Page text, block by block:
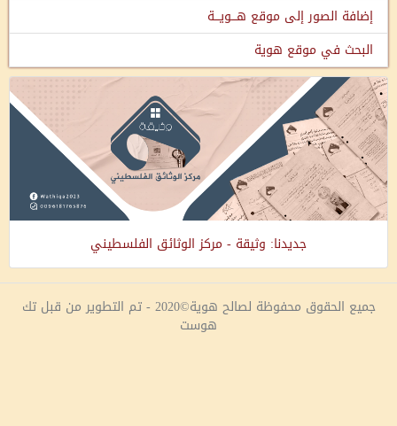
إضافة الصور إلى موقع هـــويـــة
البحث في موقع هوية
جديدنا: وثيقة - مركز الوثائق الفلسطيني
جميع الحقوق محفوظة لصالح هوية©2020 - تم التطوير من قبل تك
هوست